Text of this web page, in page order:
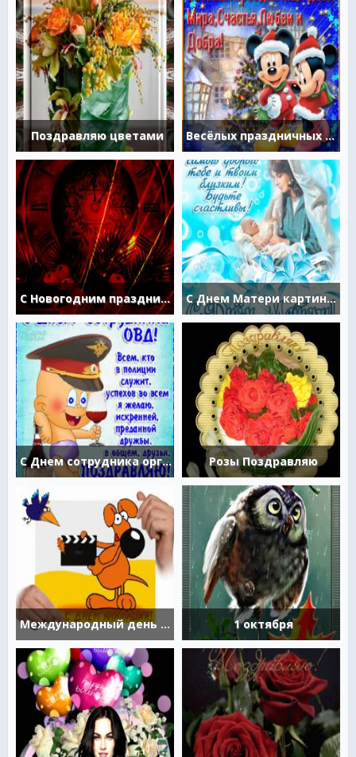
Поздравляю цветами Весёлых праздничных дней!
С Новогодним праздником С Днем Матери картинка пожелание
С Днем сотрудника органов внутренних дел Розы Поздравляю
Международный день анимации 1 октября